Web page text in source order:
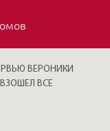
ВЕРОНИКИ
ВСЕ